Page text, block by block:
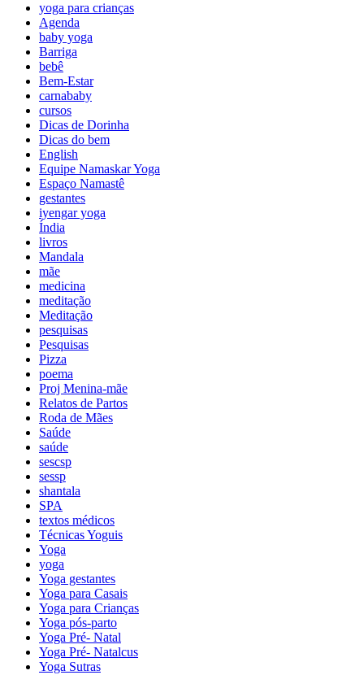
yoga para crianças
Agenda
baby yoga
Barriga
bebê
Bem-Estar
carnababy
cursos
Dicas de Dorinha
Dicas do bem
English
Equipe Namaskar Yoga
Espaço Namastê
gestantes
iyengar yoga
Índia
livros
Mandala
mãe
medicina
meditação
Meditação
pesquisas
Pesquisas
Pizza
poema
Proj Menina-mãe
Relatos de Partos
Roda de Mães
Saúde
saúde
sescsp
sessp
shantala
SPA
textos médicos
Técnicas Yoguis
Yoga
yoga
Yoga gestantes
Yoga para Casais
Yoga para Crianças
Yoga pós-parto
Yoga Pré- Natal
Yoga Pré- Natalcus
Yoga Sutras